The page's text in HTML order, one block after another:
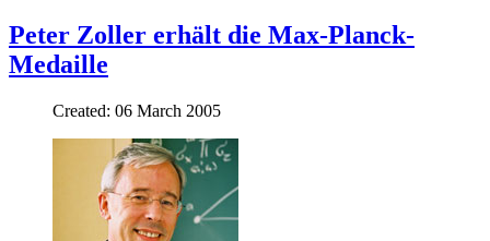
Peter Zoller erhält die Max-Planck-
Medaille
Created: 06 March 2005